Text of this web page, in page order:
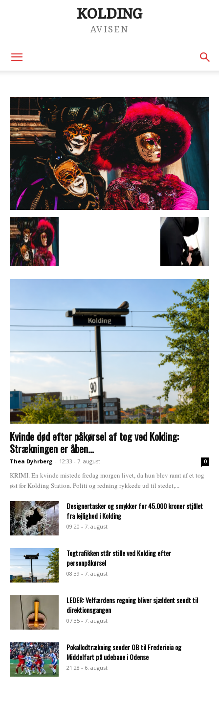
KOLDING
AVISEN
Kvinde død efter påkørsel af tog ved Kolding:
Strækningen er åben...
Thea Dyhrberg - 12:33 - 7. august 0
KRIMI. En kvinde mistede fredag morgen livet, da hun blev ramt af et tog
øst for Kolding Station. Politi og redning rykkede ud til stedet,...
Designertasker og smykker for 45.000 kroner stjålet
fra lejlighed i Kolding
09:20 - 7. august
Togtrafikken står stille ved Kolding efter
personpåkørsel
08:39 - 7. august
LEDER: Velfærdens regning bliver sjældent sendt til
direktionsgangen
07:35 - 7. august
Pokallodtrækning sender OB til Fredericia og
Middelfart på udebane i Odense
21:28 - 6. august